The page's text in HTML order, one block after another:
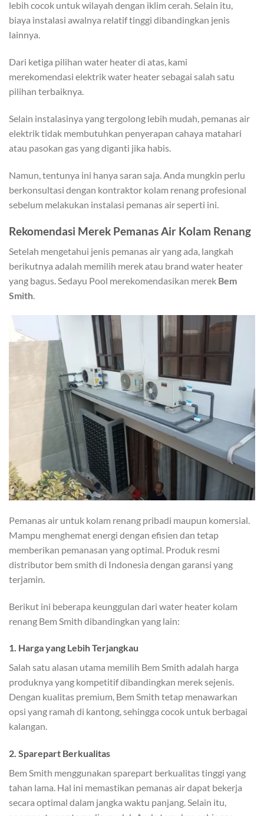
lebih cocok untuk wilayah dengan iklim cerah. Selain itu,
biaya instalasi awalnya relatif tinggi dibandingkan jenis
lainnya.
Dari ketiga pilihan water heater di atas, kami
merekomendasi elektrik water heater sebagai salah satu
pilihan terbaiknya.
Selain instalasinya yang tergolong lebih mudah, pemanas air
elektrik tidak membutuhkan penyerapan cahaya matahari
atau pasokan gas yang diganti jika habis.
Namun, tentunya ini hanya saran saja. Anda mungkin perlu
berkonsultasi dengan kontraktor kolam renang profesional
sebelum melakukan instalasi pemanas air seperti ini.
Rekomendasi Merek Pemanas Air Kolam Renang
Setelah mengetahui jenis pemanas air yang ada, langkah
berikutnya adalah memilih merek atau brand water heater
yang bagus. Sedayu Pool merekomendasikan merek Bem
Smith.
Pemanas air untuk kolam renang pribadi maupun komersial.
Mampu menghemat energi dengan efisien dan tetap
memberikan pemanasan yang optimal. Produk resmi
distributor bem smith di Indonesia dengan garansi yang
terjamin.
Berikut ini beberapa keunggulan dari water heater kolam
renang Bem Smith dibandingkan yang lain:
1. Harga yang Lebih Terjangkau
Salah satu alasan utama memilih Bem Smith adalah harga
produknya yang kompetitif dibandingkan merek sejenis.
Dengan kualitas premium, Bem Smith tetap menawarkan
opsi yang ramah di kantong, sehingga cocok untuk berbagai
kalangan.
2. Sparepart Berkualitas
Bem Smith menggunakan sparepart berkualitas tinggi yang
tahan lama. Hal ini memastikan pemanas air dapat bekerja
secara optimal dalam jangka waktu panjang. Selain itu,